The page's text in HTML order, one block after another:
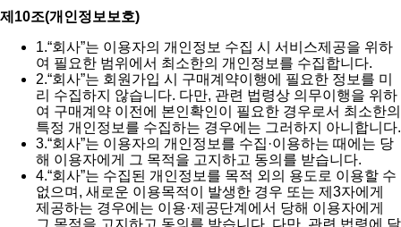
제10조(개인정보보호)
1.“회사”는 이용자의 개인정보 수집 시 서비스제공을 위하
여 필요한 범위에서 최소한의 개인정보를 수집합니다.
2.“회사”는 회원가입 시 구매계약이행에 필요한 정보를 미
리 수집하지 않습니다. 다만, 관련 법령상 의무이행을 위하
여 구매계약 이전에 본인확인이 필요한 경우로서 최소한의
특정 개인정보를 수집하는 경우에는 그러하지 아니합니다.
3.“회사”는 이용자의 개인정보를 수집·이용하는 때에는 당
해 이용자에게 그 목적을 고지하고 동의를 받습니다.
4.“회사”는 수집된 개인정보를 목적 외의 용도로 이용할 수
없으며, 새로운 이용목적이 발생한 경우 또는 제3자에게
제공하는 경우에는 이용·제공단계에서 당해 이용자에게
그 목적을 고지하고 동의를 받습니다. 다만, 관련 법령에 달